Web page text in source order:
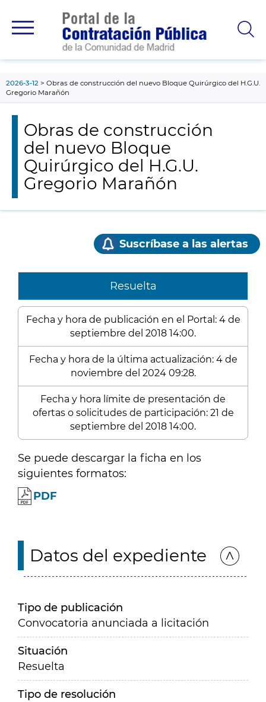
principal
2026-3-12
Obras de construcción del nuevo Bloque Quirúrgico del H.G.U.
Gregorio Marañón
Obras de construcción
del nuevo Bloque
Quirúrgico del H.G.U.
Gregorio Marañón
Suscríbase a las alertas
Resuelta
Fecha y hora de publicación en el Portal: 4 de
septiembre del 2018 14:00.
Fecha y hora de la última actualización: 4 de
noviembre del 2024 09:28.
Fecha y hora límite de presentación de
ofertas o solicitudes de participación: 21 de
septiembre del 2018 14:00.
Se puede descargar la ficha en los
siguientes formatos:
PDF
Datos del expediente
Tipo de publicación
Convocatoria anunciada a licitación
Situación
Resuelta
Tipo de resolución